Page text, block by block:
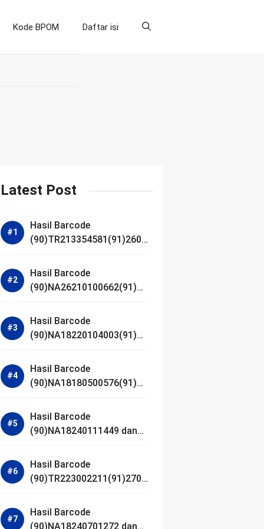
Kode BPOM Daftar isi
Latest Post
Hasil Barcode
(90)TR213354581(91)2607
Hasil Barcode
(90)NA26210100662(91)24
Hasil Barcode
(90)NA18220104003(91)25
Hasil Barcode
(90)NA18180500576(91)21
Hasil Barcode
(90)NA18240111449 dan
Hasil Barcode
(90)TR223002211(91)2701
Hasil Barcode
(90)NA18240701272 dan